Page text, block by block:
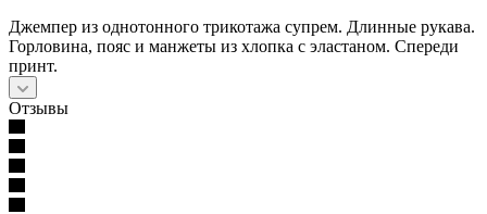
Джемпер из однотонного трикотажа супрем. Длинные рукава.
Горловина, пояс и манжеты из хлопка с эластаном. Спереди
принт.
Отзывы